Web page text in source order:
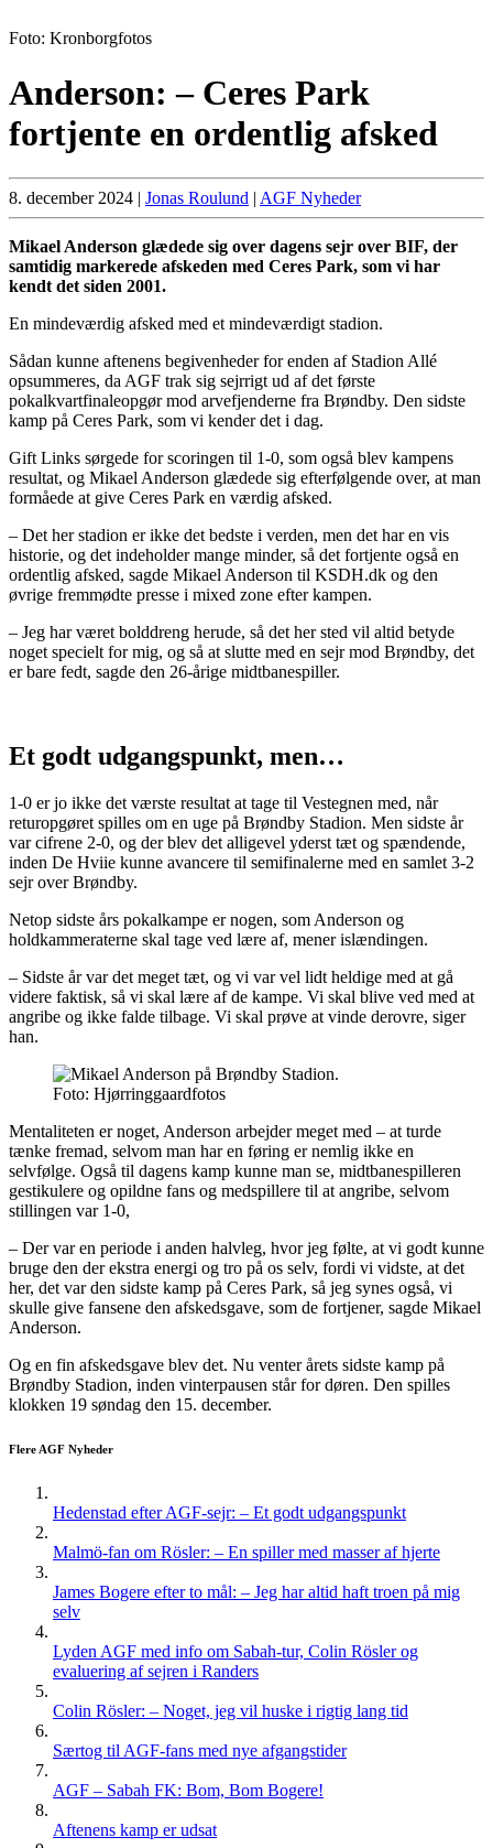
Foto: Kronborgfotos
Anderson: – Ceres Park
fortjente en ordentlig afsked
8. december 2024 | Jonas Roulund | AGF Nyheder
Mikael Anderson glædede sig over dagens sejr over BIF, der
samtidig markerede afskeden med Ceres Park, som vi har
kendt det siden 2001.
En mindeværdig afsked med et mindeværdigt stadion.
Sådan kunne aftenens begivenheder for enden af Stadion Allé
opsummeres, da AGF trak sig sejrrigt ud af det første
pokalkvartfinaleopgør mod arvefjenderne fra Brøndby. Den sidste
kamp på Ceres Park, som vi kender det i dag.
Gift Links sørgede for scoringen til 1-0, som også blev kampens
resultat, og Mikael Anderson glædede sig efterfølgende over, at man
formåede at give Ceres Park en værdig afsked.
– Det her stadion er ikke det bedste i verden, men det har en vis
historie, og det indeholder mange minder, så det fortjente også en
ordentlig afsked, sagde Mikael Anderson til KSDH.dk og den
øvrige fremmødte presse i mixed zone efter kampen.
– Jeg har været bolddreng herude, så det her sted vil altid betyde
noget specielt for mig, og så at slutte med en sejr mod Brøndby, det
er bare fedt, sagde den 26-årige midtbanespiller.
Et godt udgangspunkt, men…
1-0 er jo ikke det værste resultat at tage til Vestegnen med, når
returopgøret spilles om en uge på Brøndby Stadion. Men sidste år
var cifrene 2-0, og der blev det alligevel yderst tæt og spændende,
inden De Hviie kunne avancere til semifinalerne med en samlet 3-2
sejr over Brøndby.
Netop sidste års pokalkampe er nogen, som Anderson og
holdkammeraterne skal tage ved lære af, mener islændingen.
– Sidste år var det meget tæt, og vi var vel lidt heldige med at gå
videre faktisk, så vi skal lære af de kampe. Vi skal blive ved med at
angribe og ikke falde tilbage. Vi skal prøve at vinde derovre, siger
han.
Foto: Hjørringgaardfotos
Mentaliteten er noget, Anderson arbejder meget med – at turde
tænke fremad, selvom man har en føring er nemlig ikke en
selvfølge. Også til dagens kamp kunne man se, midtbanespilleren
gestikulere og opildne fans og medspillere til at angribe, selvom
stillingen var 1-0,
– Der var en periode i anden halvleg, hvor jeg følte, at vi godt kunne
bruge den der ekstra energi og tro på os selv, fordi vi vidste, at det
her, det var den sidste kamp på Ceres Park, så jeg synes også, vi
skulle give fansene den afskedsgave, som de fortjener, sagde Mikael
Anderson.
Og en fin afskedsgave blev det. Nu venter årets sidste kamp på
Brøndby Stadion, inden vinterpausen står for døren. Den spilles
klokken 19 søndag den 15. december.
Flere AGF Nyheder
Hedenstad efter AGF-sejr: – Et godt udgangspunkt
Malmö-fan om Rösler: – En spiller med masser af hjerte
James Bogere efter to mål: – Jeg har altid haft troen på mig
selv
Lyden AGF med info om Sabah-tur, Colin Rösler og
evaluering af sejren i Randers
Colin Rösler: – Noget, jeg vil huske i rigtig lang tid
Særtog til AGF-fans med nye afgangstider
AGF – Sabah FK: Bom, Bom Bogere!
Aftenens kamp er udsat